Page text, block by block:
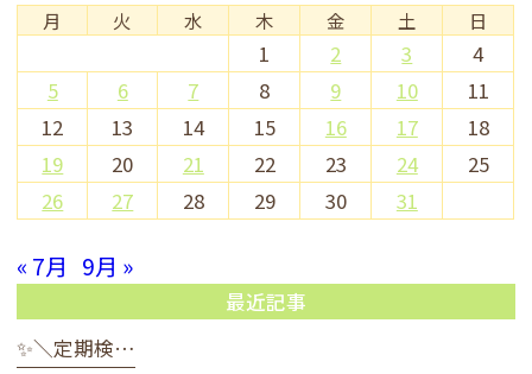
月 火 水 木 金 土 日
1 2 3
4
5
6 7 8 9 10
11
12
13 14 15 16 17
18
19
20 21 22 23 24
25
26
27 28 29 30 31
« 7月 9月 »
最近記事
✨＼定期検…